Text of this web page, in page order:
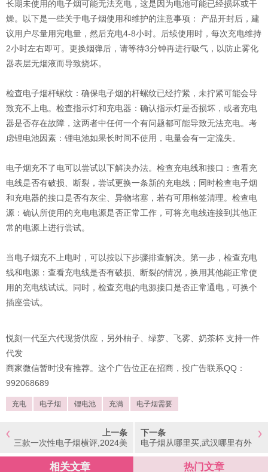
长期未使用的电子烟可能无法充电，这是因为电池可能已经损坏或干
燥。以下是一些关于电子烟使用和维护的注意事项： 产品开封后，建
议用户尽量用完电量，然后充电4-8小时。后续使用时，每次充电维持
2小时左右即可。更换烟弹后，请等待3分钟再进行吸气，以防止雾化
器表层无烟液而导致烧坏。
检查电子烟杆螺纹：确保电子烟的杆螺纹已经拧紧，未拧紧可能会导
致充不上电。检查指示灯和充电器：确认指示灯是否损坏，或者充电
器是否存在故障，这两者中任何一个有问题都可能导致无法充电。考
虑锂电池因素：锂电池如果长时间不使用，电量会有一定流失。
电子烟充不了电可以尝试以下解决办法。检查充电线和接口：查看充
电线是否有破损、断裂，尝试更换一条新的充电线；同时检查电子烟
和充电器的接口是否有灰尘、异物堵塞，若有可用棉签清理。检查电
源：确认所使用的充电电源是否正常工作，可将充电线连接到其他正
常的电源上进行尝试。
当电子烟充不上电时，可以按以下步骤排查解决。第一步，检查充电
线和电源：查看充电线是否有破损、断裂的情况，换用其他能正常使
用的充电线试试。同时，检查充电的电源接口是否正常通电，可换个
插座尝试。
悦刻一代至六代现货供应，另外柚子、绿萝、飞雾、奶茶杯 支持一件
代发
商家微信暂时没有推荐。这个广告位正在招商，投广告联系QQ：
992068689
充电 电子烟 锂电池 充满 电子烟需要
上一条
三款一次性电子烟横评,2024美
下一条
电子烟从哪里买,武汉哪里有外
相关文章 热门文章